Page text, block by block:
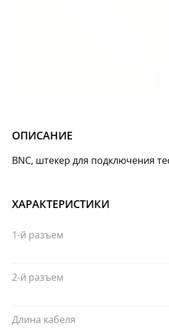
ОПИСАНИЕ
BNC, штекер для подключения
ХАРАКТЕРИСТИКИ
1-й разъем
2-й разъем
Длина кабеля